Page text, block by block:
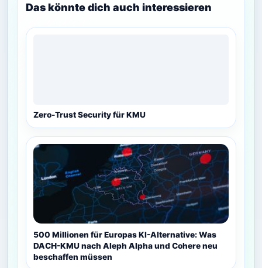
Das könnte dich auch interessieren
Zero-Trust Security für KMU
500 Millionen für Europas KI-Alternative: Was
DACH-KMU nach Aleph Alpha und Cohere neu
beschaffen müssen